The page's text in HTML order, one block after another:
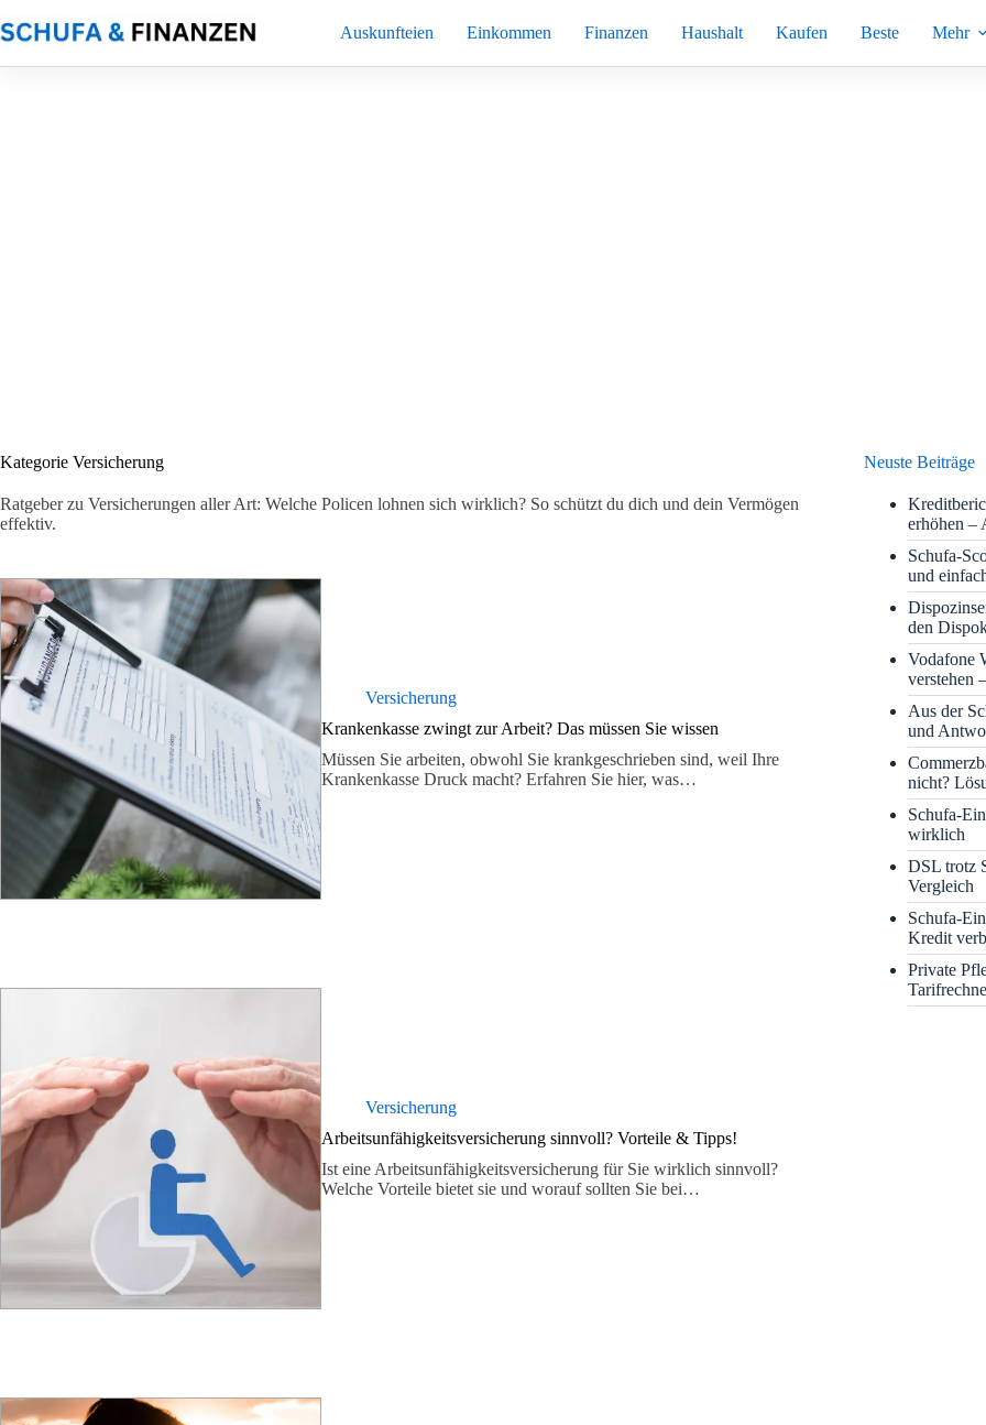
Inhalt
springen
Auskunfteien Einkommen Finanzen Haushalt Kaufen Beste Mehr
Kategorie Versicherung
Ratgeber zu Versicherungen aller Art: Welche Policen lohnen sich wirklich? So schützt du dich und dein Vermögen
effektiv.
Versicherung
Krankenkasse zwingt zur Arbeit? Das müssen Sie wissen
Müssen Sie arbeiten, obwohl Sie krankgeschrieben sind, weil Ihre
Krankenkasse Druck macht? Erfahren Sie hier, was…
Versicherung
Arbeitsunfähigkeitsversicherung sinnvoll? Vorteile & Tipps!
Ist eine Arbeitsunfähigkeitsversicherung für Sie wirklich sinnvoll?
Welche Vorteile bietet sie und worauf sollten Sie bei…
Neuste Beiträge
erhöhen –
Schufa-
und
den
Vodafone
verstehen
Aus der
und
nicht?
Schufa-
wirklich
DSL trotz
Vergleich
Schufa-
Kredit
Private